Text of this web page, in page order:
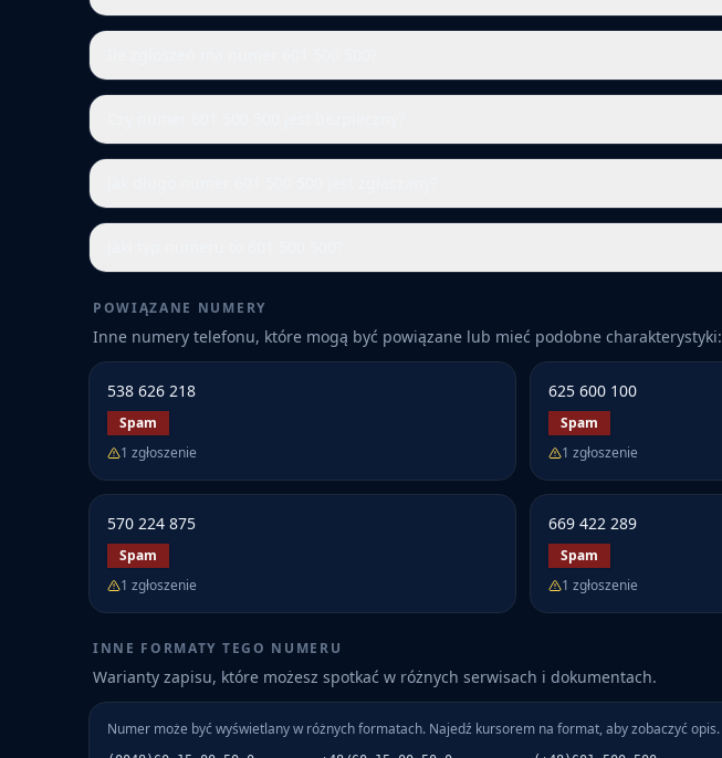
POWIĄZANE NUMERY
Inne numery telefonu, które mogą być powiązane lub mieć podobne charakterystyki:
538 626 218
Spam
1 zgłoszenie
625 600 100
Spam
1 zgłoszenie
570 224 875
Spam
1 zgłoszenie
669 422 289
Spam
1 zgłoszenie
INNE FORMATY TEGO NUMERU
Warianty zapisu, które możesz spotkać w różnych serwisach i dokumentach.
Numer może być wyświetlany w różnych formatach. Najedź kursorem na format, aby zobaczyć opis.